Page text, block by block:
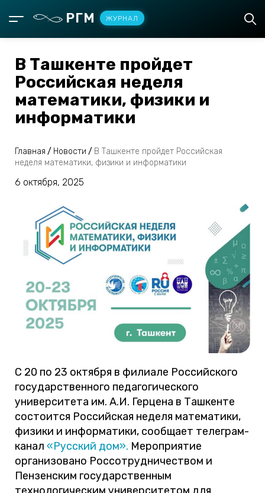
РГМ ЖУРНАЛ
В Ташкенте пройдет
Российская неделя
математики, физики и
информатики
Главная / Новости / В Ташкенте пройдет Российская
неделя математики, физики и информатики
6 октября, 2025
С 20 по 23 октября в филиале Российского
государственного педагогического
университета им. А.И. Герцена в Ташкенте
состоится Российская неделя математики,
физики и информатики, сообщает телеграм-
канал «Русский дом». Мероприятие
организовано Россотрудничеством и
Пензенским государственным
технологическим университетом для